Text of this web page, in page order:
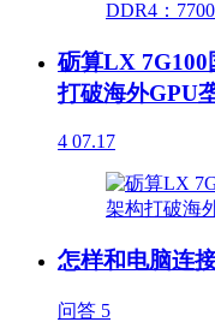
砺算LX 7G100
打破海外GPU
4 07.17
怎样和电脑连
问答 5